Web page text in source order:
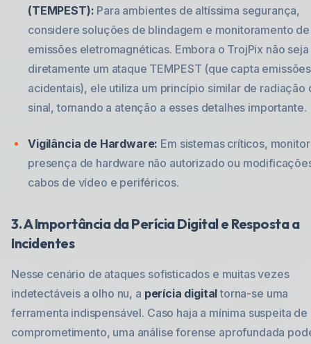
(TEMPEST): Para ambientes de altíssima segurança,
considere soluções de blindagem e monitoramento de
emissões eletromagnéticas. Embora o TrojPix não seja
diretamente um ataque TEMPEST (que capta emissões
acidentais), ele utiliza um princípio similar de radiação
sinal, tornando a atenção a esses detalhes importante.
Vigilância de Hardware: Em sistemas críticos,
presença de hardware não autorizado ou
cabos de vídeo e periféricos.
3. A Importância da Perícia Digital e Resposta a
Incidentes
Nesse cenário de ataques sofisticados e muitas vezes
indetectáveis a olho nu, a perícia digitaltorna-se uma
ferramenta indispensável. Caso haja a mínima suspeita de
comprometimento, uma análise forense aprofundada